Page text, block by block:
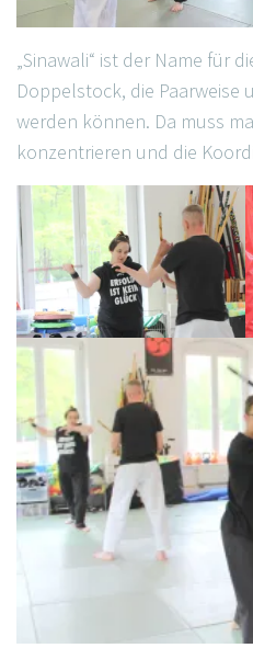
„Sinawali“ ist der Name für
Doppelstock, die Paarweise
werden können. Da muss
konzentrieren und die